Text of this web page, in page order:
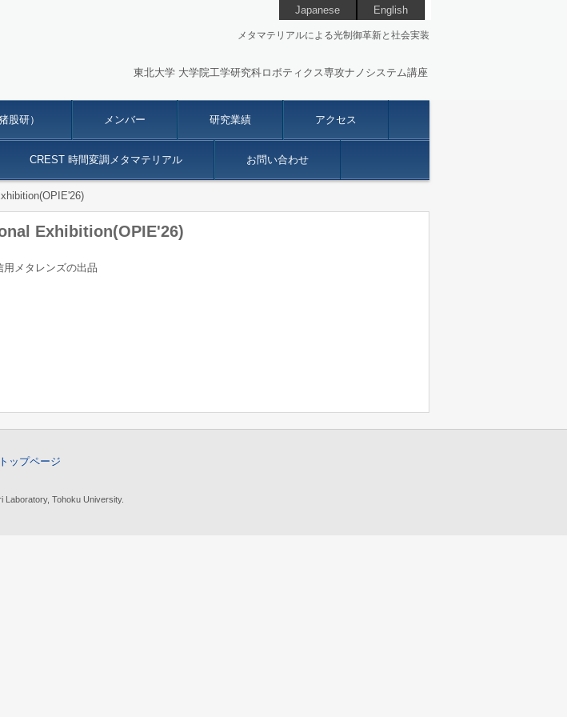
Japanese English
メタマテリアルによる光制御革新と社会実装
東北大学 大学院工学研究科ロボティクス専攻ナノシステム講座
股研） メンバー 研究業績 アクセス
CREST 時間変調メタマテリアル お問い合わせ
Exhibition(OPIE'26)
メタレンズの出品
トップページ
Laboratory, Tohoku University.